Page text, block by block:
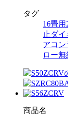
タグ
16畳用
止 ダイ
アコン
ロー無
商品名